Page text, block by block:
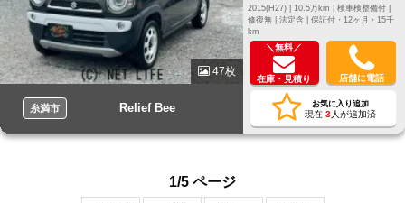
47枚
糸満市 Relief Bee
2015(H27) | 10.5万km |
検車検整備付 |
修復無 | 法定含 | 保証付・12ヶ月・15千
km
＼無料／
在庫・見積り 店舗に電話
お気に入り追加
現在 3人が追加済
1/5 ページ